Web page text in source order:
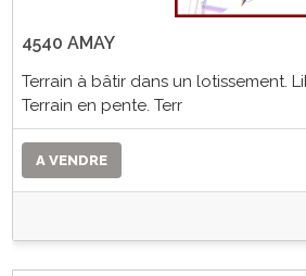
4540 AMAY
Terrain à bâtir dans un lotissement.
Terrain en pente. Terr
A VENDRE